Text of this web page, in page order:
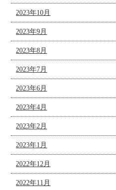
2023年10月
2023年9月
2023年8月
2023年7月
2023年6月
2023年4月
2023年2月
2023年1月
2022年12月
2022年11月